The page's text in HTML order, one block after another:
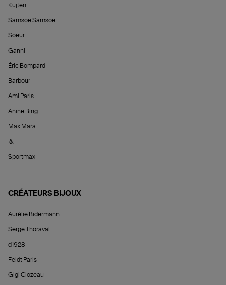
Kujten
Samsoe Samsoe
Soeur
Ganni
Éric Bompard
Barbour
Ami Paris
Anine Bing
Max Mara
&
Sportmax
CRÉATEURS BIJOUX
Aurélie Bidermann
Serge Thoraval
d1928
Feidt Paris
Gigi Clozeau